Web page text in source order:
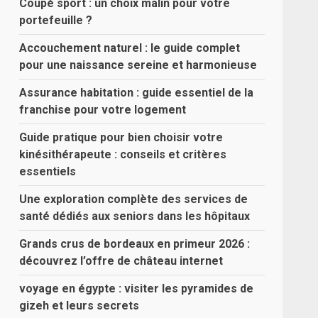
Coupé sport : un choix malin pour votre
portefeuille ?
Accouchement naturel : le guide complet
pour une naissance sereine et harmonieuse
Assurance habitation : guide essentiel de la
franchise pour votre logement
Guide pratique pour bien choisir votre
kinésithérapeute : conseils et critères
essentiels
Une exploration complète des services de
santé dédiés aux seniors dans les hôpitaux
Grands crus de bordeaux en primeur 2026 :
découvrez l’offre de château internet
voyage en égypte : visiter les pyramides de
gizeh et leurs secrets